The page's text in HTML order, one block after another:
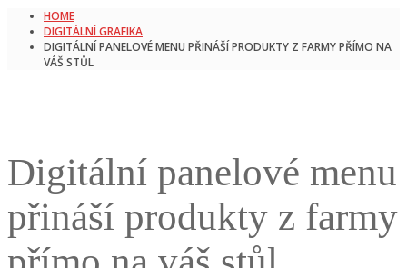
HOME
DIGITÁLNÍ GRAFIKA
DIGITÁLNÍ PANELOVÉ MENU PŘINÁŠÍ PRODUKTY Z FARMY PŘÍMO NA
VÁŠ STŮL
Digitální panelové menu
přináší produkty z farmy